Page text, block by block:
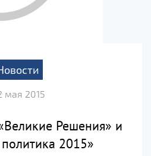
мая 2015
Решения» и
2015»